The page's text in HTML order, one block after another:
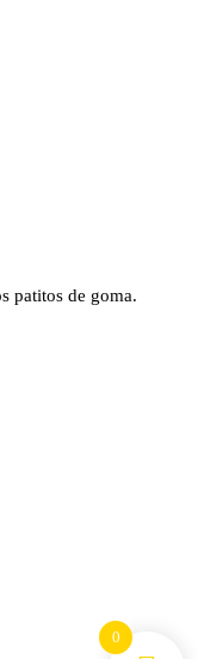
patitos de goma.
0